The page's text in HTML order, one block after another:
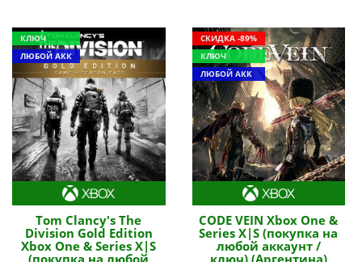
КЛЮЧ
ЛЮБОЙ АКК
Tom Clancy's The
Division Gold Edition
Xbox One & Series X|S
(покупка на любой
СКИДКА -89%
КЛЮЧ
ЛЮБОЙ АКК
CODE VEIN Xbox One &
Series X|S (покупка на
любой аккаунт /
ключ) (Аргентина)